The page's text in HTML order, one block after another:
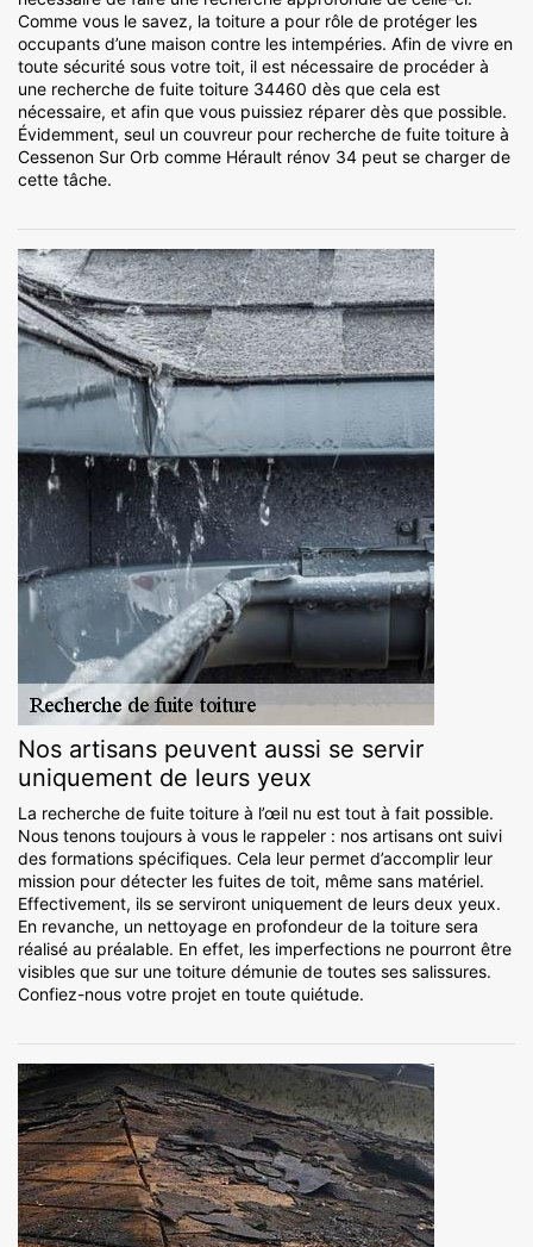
Comme vous le savez, la toiture a pour rôle de protéger les
occupants d’une maison contre les intempéries. Afin de vivre en
toute sécurité sous votre toit, il est nécessaire de procéder à
une recherche de fuite toiture 34460 dès que cela est
nécessaire, et afin que vous puissiez réparer dès que possible.
Évidemment, seul un couvreur pour recherche de fuite toiture à
Cessenon Sur Orb comme Hérault rénov 34 peut se charger de
cette tâche.
Nos artisans peuvent aussi se servir
uniquement de leurs yeux
La recherche de fuite toiture à l’œil nu est tout à fait possible.
Nous tenons toujours à vous le rappeler : nos artisans ont suivi
des formations spécifiques. Cela leur permet d’accomplir leur
mission pour détecter les fuites de toit, même sans matériel.
Effectivement, ils se serviront uniquement de leurs deux yeux.
En revanche, un nettoyage en profondeur de la toiture sera
réalisé au préalable. En effet, les imperfections ne pourront être
visibles que sur une toiture démunie de toutes ses salissures.
Confiez-nous votre projet en toute quiétude.